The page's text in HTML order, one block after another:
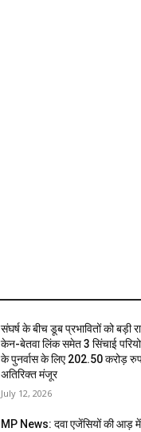
संघर्ष के बीच डूब प्रभावितों को बड़ी
केन-बेतवा लिंक समेत 3 सिंचाई
के पुनर्वास के लिए 202.50 करोड़
अतिरिक्त मंजूर
July 12, 2026
MP News: दवा एजेंसियों की आड़